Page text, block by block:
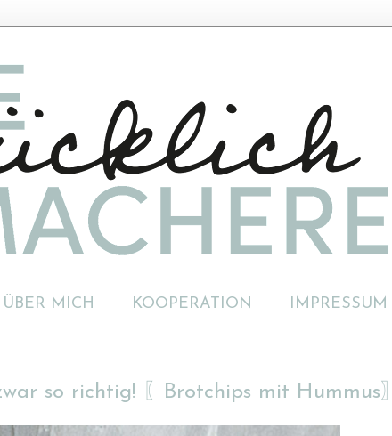
ÜBER MICH KOOPERATION IMPRESSUM
so richtig! 〖Brotchips mit Hummus〗